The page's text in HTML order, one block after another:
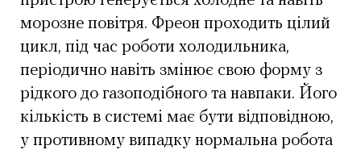
морозне повітря. Фреон проходить цілий
цикл, під час роботи холодильника,
періодично навіть змінює свою форму з
рідкого до газоподібного та навпаки. Його
кількість в системі має бути відповідною,
у противному випадку нормальна робота